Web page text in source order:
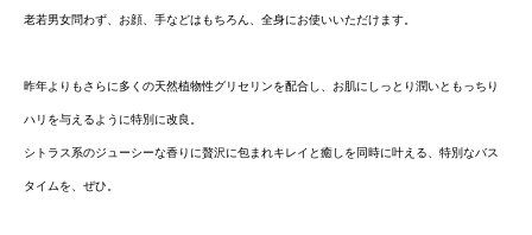
老若男女問わず、お顔、手などはもちろん、全身にお使いいただけます。
昨年よりもさらに多くの天然植物性グリセリンを配合し、お肌にしっとり潤いともっちり
ハリを与えるように特別に改良。
シトラス系のジューシーな香りに贅沢に包まれキレイと癒しを同時に叶える、特別なバス
タイムを、ぜひ。